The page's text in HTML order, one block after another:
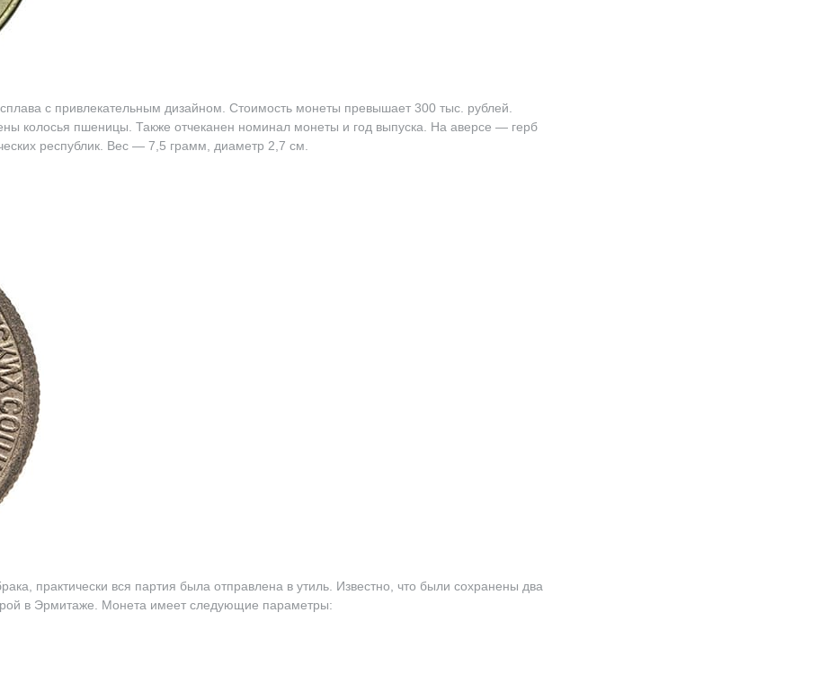
с привлекательным дизайном. Стоимость монеты превышает 300 тыс. рублей.
колосья пшеницы. Также отчеканен номинал монеты и год выпуска. На аверсе — герб
республик. Вес — 7,5 грамм, диаметр 2,7 см.
практически вся партия была отправлена в утиль. Известно, что были сохранены два
в Эрмитаже. Монета имеет следующие параметры: